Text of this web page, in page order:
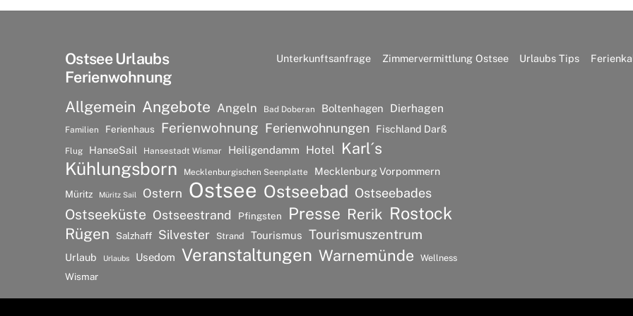
Ostsee Urlaubs
Ferienwohnung
Unterkunftsanfrage Zimmervermittlung Ostsee Urlaubs Tips
Allgemein Angebote Angeln Bad Doberan Boltenhagen Dierhagen
Familien Ferienhaus Ferienwohnung Ferienwohnungen Fischland Darß
Flug HanseSail Hansestadt Wismar Heiligendamm Hotel Karl´s
Kühlungsborn Mecklenburgischen Seenplatte Mecklenburg Vorpommern
Müritz Müritz Sail Ostern Ostsee Ostseebad Ostseebades
Ostseeküste Ostseestrand Pfingsten Presse Rerik Rostock
Rügen Salzhaff Silvester Strand Tourismus Tourismuszentrum
Urlaub Urlaubs Usedom Veranstaltungen Warnemünde Wellness
Wismar